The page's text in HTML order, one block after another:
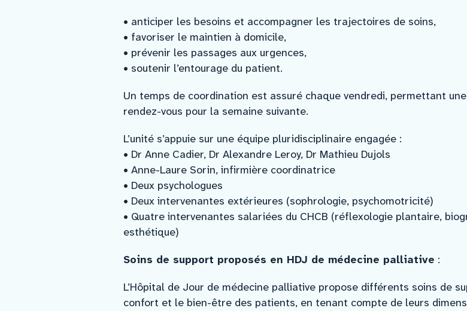
• anticiper les besoins et accompagner les trajectoires de soins,
• favoriser le maintien à domicile,
• prévenir les passages aux urgences,
• soutenir l’entourage du patient.
Un temps de coordination est assuré chaque vendredi, permettant
rendez-vous pour la semaine suivante.
L’unité s’appuie sur une équipe pluridisciplinaire engagée :
• Dr Anne Cadier, Dr Alexandre Leroy, Dr Mathieu Dujols
• Anne-Laure Sorin, infirmière coordinatrice
• Deux psychologues
• Deux intervenantes extérieures (sophrologie, psychomotricité)
• Quatre intervenantes salariées du CHCB (réflexologie plantaire,
esthétique)
Soins de support proposés en HDJ de médecine palliative :
L’Hôpital de Jour de médecine palliative propose différents soins de
confort et le bien-être des patients, en tenant compte de leurs